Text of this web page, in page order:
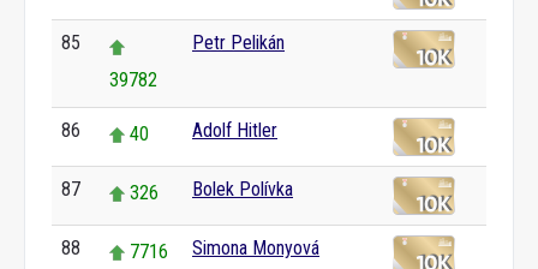
85
39782
Petr Pelikán
86 40 Adolf Hitler
87 326 Bolek Polívka
88 7716 Simona Monyová